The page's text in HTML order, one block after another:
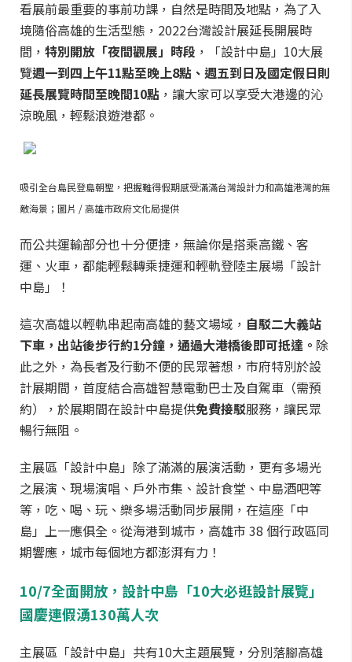
看展前最重要的事前功課，自然是時間及地點，為了入
境隨俗高雄的生活型態，2022台灣設計展延長開展時
間， 特別開放「夜間觀展」時段 ，「設計中島」10大展
覽週一到四上午11點至晚上8點、週五到日及國定假日則
延長展覽時間至晚間10點 ，讓大家可以享受大港邊的沁
涼晚風，輕鬆浪遊港都。
吸引全台島民登島朝聖，把握難得假期感受滿滿台灣設計力和高雄港灣的無
敵海景；圖片 / 高雄市政府文化局提供
而公共運輸部分也十分便捷，無論你是搭乘高鐵、客
運、火車，都能輕鬆轉乘捷運和輕軌登陸主展場「設計
中島」！
這次高雄以輕軌串起南高雄的藝文場域， 自駁二大義站
下車，出站後步行約1分鐘，通過大港橋後即可抵達。 除
此之外，為長者及行動不便的民眾著想，市府特別於設
計展期間，首度結合高雄智慧電動巴士及自駕車（需預
約），於展期間在設計中島提供免費接駁服務，讓民眾
暢行無阻。
主展區「設計中島」除了滿滿的展演活動，更有多場光
之展演、現場演唱、戶外市集、設計食堂、中島酒吧等
等，吃、喝、玩、樂多場活動同步展開，在這座「中
島」上一應俱全。從海港到城市，高雄市 38 個行政區同
期響應，城市每個地方都澎湃有力！
10/7全面開放，設計中島「10大必逛設計展覽」
國慶連假湧130萬人次
主展區「設計中島」共有10大主題展覽，分別落腳高雄